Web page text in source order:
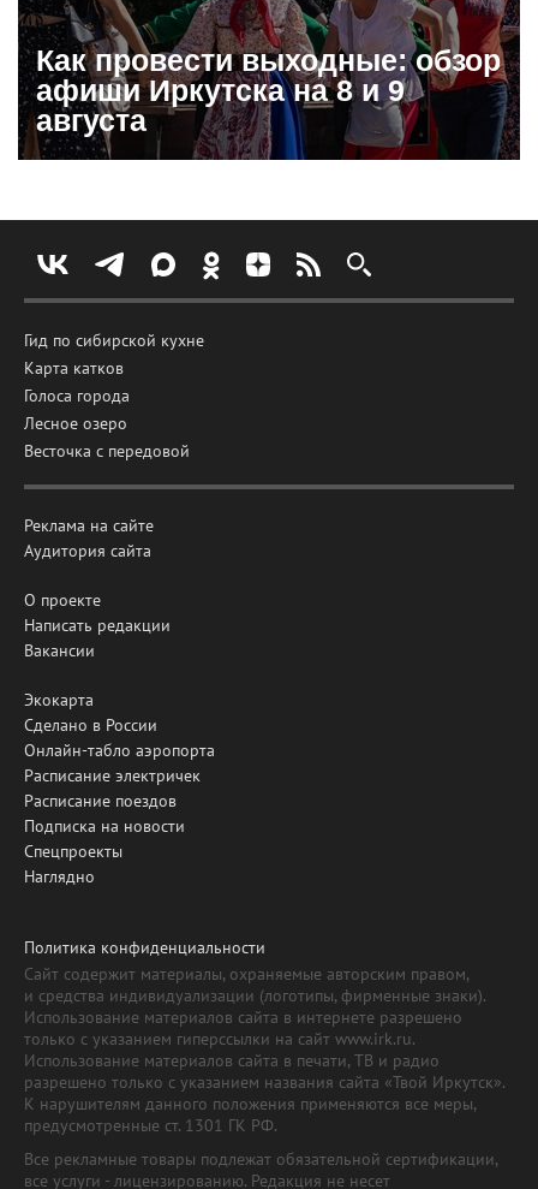
Как провести выходные: обзор
афиши Иркутска на 8 и 9
августа
Гид по сибирской кухне
Карта катков
Голоса города
Лесное озеро
Весточка с передовой
Реклама на сайте
Аудитория сайта
О проекте
Написать редакции
Вакансии
Экокарта
Сделано в России
Онлайн-табло аэропорта
Расписание электричек
Расписание поездов
Подписка на новости
Спецпроекты
Наглядно
Политика конфиденциальности
Сайт содержит материалы, охраняемые авторским правом,
и средства индивидуализации (логотипы, фирменные знаки).
Использование материалов сайта в интернете разрешено
только с указанием гиперссылки на сайт www.irk.ru.
Использование материалов сайта в печати, ТВ и радио
разрешено только с указанием названия сайта «Твой Иркутск».
К нарушителям данного положения применяются все меры,
предусмотренные ст. 1301 ГК РФ.
Все рекламные товары подлежат обязательной сертификации,
все услуги - лицензированию. Редакция не несет